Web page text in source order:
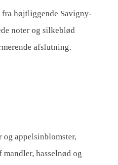
højtliggende Savigny-
noter og silkeblød
afslutning.
appelsinblomster,
hasselnød og